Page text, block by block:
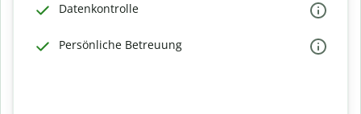
Datenkontrolle
Persönliche Betreuung